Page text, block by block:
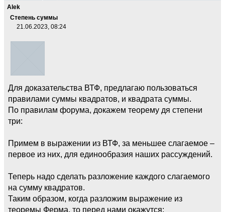
Alek
Степень суммы
21.06.2023, 08:24
Для доказательства ВТФ, предлагаю пользоваться
правилами суммы квадратов, и квадрата суммы.
По правилам форума, докажем теорему дя степени
три:
Примем в выражении из ВТФ, за меньшее слагаемое –
первое из них, для единообразия наших рассуждений.
Теперь надо сделать разложение каждого слагаемого
на сумму квадратов.
Таким образом, когда разложим выражение из
теоремы Ферма, то перед нами окажутся: